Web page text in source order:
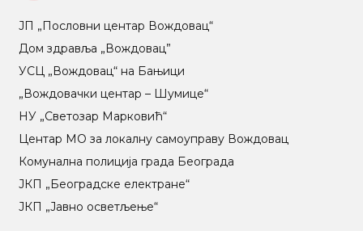
ЈП „Пословни центар Вождовац“
Дом здравља „Вождовац”
УСЦ „Вождовац“ на Бањици
„Вождовачки центар – Шумице“
НУ „Светозар Марковић“
Центар МO за локалну самоуправу Вождовац
Комунална полиција града Београда
ЈКП „Београдске електране“
ЈКП „Јавно осветљење“